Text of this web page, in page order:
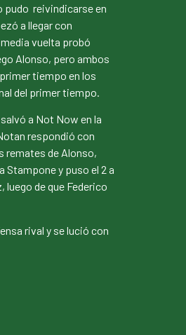
pudo reivindicarse en
a llegar con
vuelta probó
Alonso, pero ambos
tiempo en los
del primer tiempo.
a Not Now en la
respondió con
remates de Alonso,
Stampone y puso el 2 a
luego de que Federico
rival y se lució con